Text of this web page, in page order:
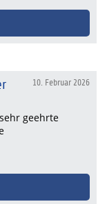
10. Februar 2026
geehrte